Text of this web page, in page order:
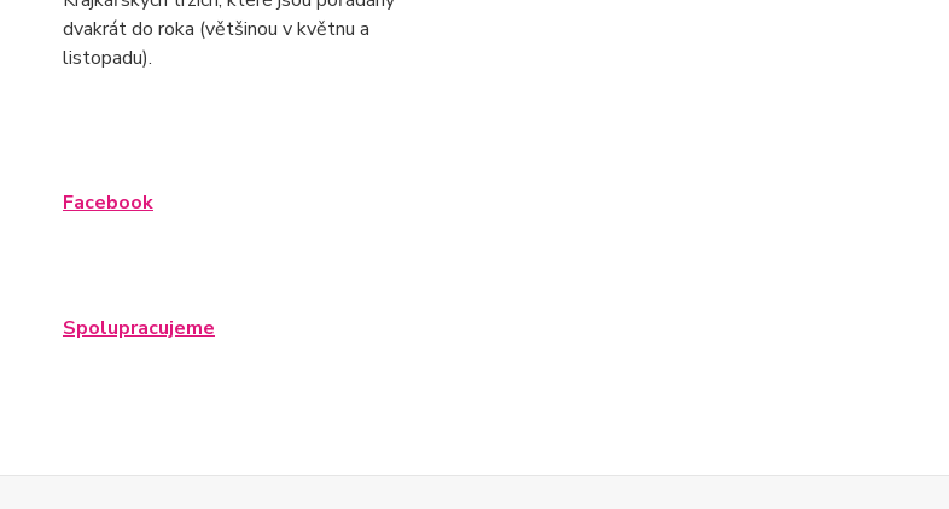
dvakrát do roka (většinou v květnu a
listopadu).
Facebook
Spolupracujeme